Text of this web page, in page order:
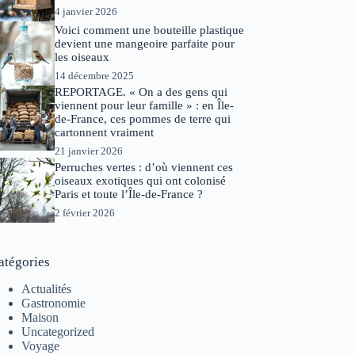
4 janvier 2026
Voici comment une bouteille plastique
devient une mangeoire parfaite pour
les oiseaux
14 décembre 2025
REPORTAGE. « On a des gens qui
viennent pour leur famille » : en Île-
de-France, ces pommes de terre qui
cartonnent vraiment
21 janvier 2026
Perruches vertes : d’où viennent ces
oiseaux exotiques qui ont colonisé
Paris et toute l’Île-de-France ?
2 février 2026
Actualités
Gastronomie
Maison
Uncategorized
Voyage